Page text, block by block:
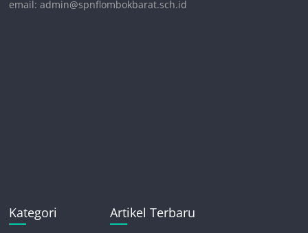
email: admin@spnflombokbarat.sch.id
Kategori Artikel Terbaru